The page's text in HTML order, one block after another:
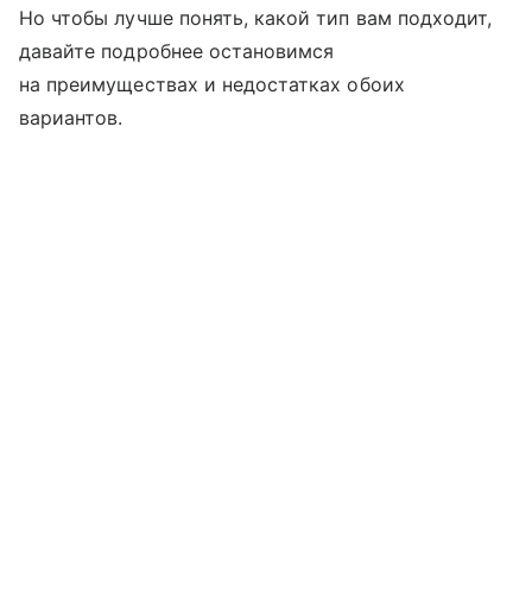
Но чтобы лучше понять, какой тип вам подходит,
давайте подробнее остановимся
на преимуществах и недостатках обоих
вариантов.